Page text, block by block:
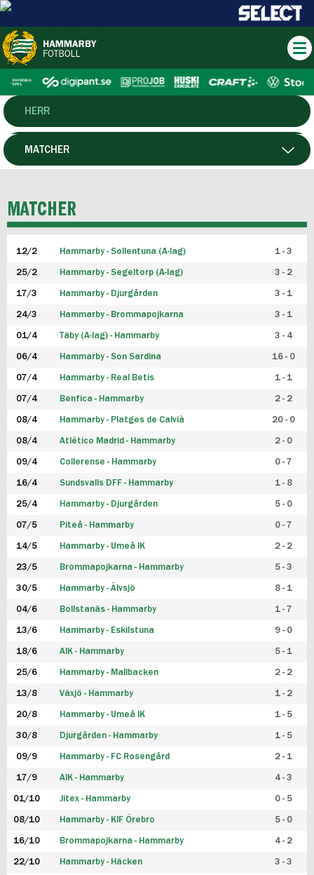
HERR
DAM
P19
F19
FUTSAL HERR
FUTSAL DAM
MATCHER
MATCHER
12/2 Hammarby - Sollentuna (A-lag) 1 - 3
25/2 Hammarby - Segeltorp (A-lag) 3 - 2
17/3 Hammarby - Djurgården 3 - 1
24/3 Hammarby - Brommapojkarna 3 - 1
01/4 Täby (A-lag) - Hammarby 3 - 4
06/4 Hammarby - Son Sardina 16 - 0
07/4 Hammarby - Real Betis 1 - 1
07/4 Benfica - Hammarby 2 - 2
08/4 Hammarby - Platges de Calvià 20 - 0
08/4 Atlético Madrid - Hammarby 2 - 0
09/4 Collerense - Hammarby 0 - 7
16/4 Sundsvalls DFF - Hammarby 1 - 8
25/4 Hammarby - Djurgården 5 - 0
07/5 Piteå - Hammarby 0 - 7
14/5 Hammarby - Umeå IK 2 - 2
23/5 Brommapojkarna - Hammarby 5 - 3
30/5 Hammarby - Älvsjö 8 - 1
04/6 Bollstanäs - Hammarby 1 - 7
13/6 Hammarby - Eskilstuna 9 - 0
18/6 AIK - Hammarby 5 - 1
25/6 Hammarby - Mallbacken 2 - 2
13/8 Växjö - Hammarby 1 - 2
20/8 Hammarby - Umeå IK 1 - 5
30/8 Djurgården - Hammarby 1 - 5
09/9 Hammarby - FC Rosengård 2 - 1
17/9 AIK - Hammarby 4 - 3
01/10 Jitex - Hammarby 0 - 5
08/10 Hammarby - KIF Örebro 5 - 0
16/10 Brommapojkarna - Hammarby 4 - 2
22/10 Hammarby - Häcken 3 - 3